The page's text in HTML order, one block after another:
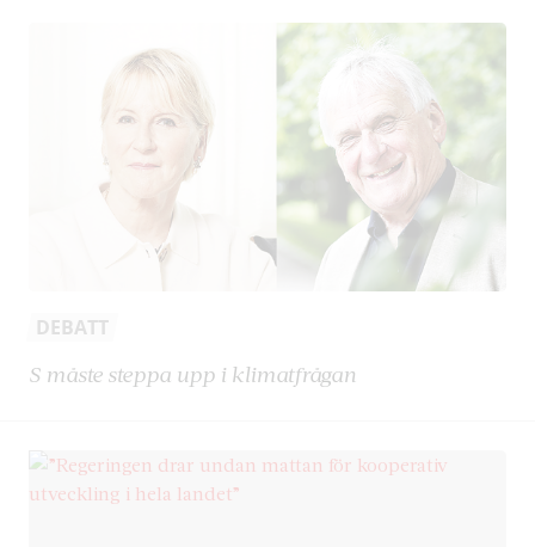
DEBATT
S måste steppa upp i klimatfrågan